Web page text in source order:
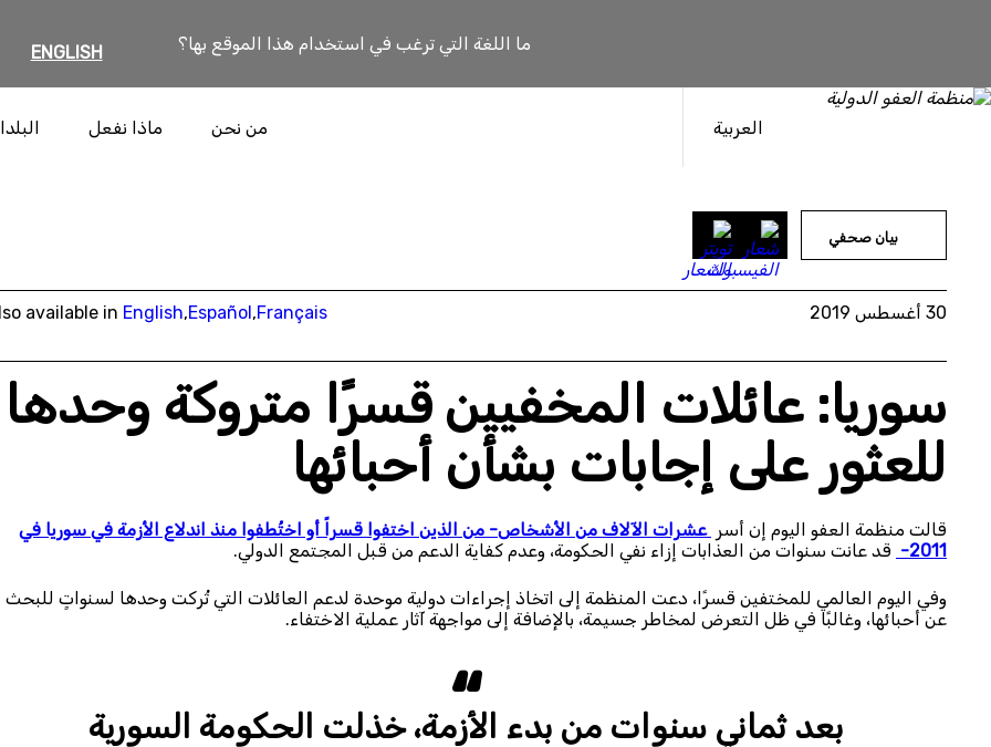
ما اللغة التي ترغب في استخدام هذا الموقع بها؟ ENGLISH
العربية من نحن ماذا نفعل
بيان صحفي
30 أغسطس 2019 available in English,Español,Français
سوريا: عائلات المخفيين قسرًا متروكة وحدها
للعثور على إجابات بشأن أحبائها
قالت منظمة العفو اليوم إن أسر عشرات الآلاف من الأشخاص- من الذين اختفوا قسراً أو اختُطفوا منذ اندلاع الأزمة في سوريا في
2011-
قد عانت سنوات من العذابات إزاء نفي الحكومة، وعدم كفاية الدعم من قبل المجتمع الدولي.
وفي اليوم العالمي للمختفين قسرًا، دعت المنظمة إلى اتخاذ إجراءات دولية موحدة لدعم العائلات التي تُركت وحدها لسنواتٍ للبحث
عن أحبائها، وغالبًا في ظل التعرض لمخاطر جسيمة، بالإضافة إلى مواجهة آثار عملية الاختفاء.
بعد ثماني سنوات من بدء الأزمة، خذلت الحكومة السورية